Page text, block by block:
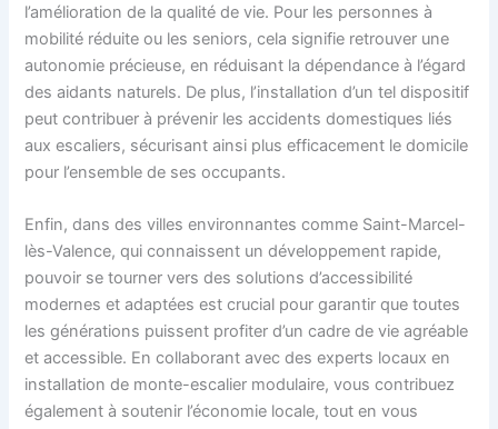
l’amélioration de la qualité de vie. Pour les personnes à
mobilité réduite ou les seniors, cela signifie retrouver une
autonomie précieuse, en réduisant la dépendance à l’égard
des aidants naturels. De plus, l’installation d’un tel dispositif
peut contribuer à prévenir les accidents domestiques liés
aux escaliers, sécurisant ainsi plus efficacement le domicile
pour l’ensemble de ses occupants.
Enfin, dans des villes environnantes comme Saint-Marcel-
lès-Valence, qui connaissent un développement rapide,
pouvoir se tourner vers des solutions d’accessibilité
modernes et adaptées est crucial pour garantir que toutes
les générations puissent profiter d’un cadre de vie agréable
et accessible. En collaborant avec des experts locaux en
installation de monte-escalier modulaire, vous contribuez
également à soutenir l’économie locale, tout en vous